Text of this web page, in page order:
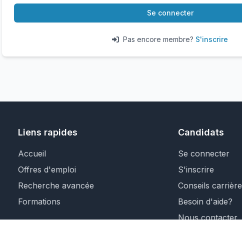
Se connecter
Pas encore membre? S'inscrire
Liens rapides
Accueil
Offres d'emploi
Recherche avancée
Formations
Candidats
Se connecter
S'inscrire
Conseils carrière
Besoin d'aide?
Nous contacter